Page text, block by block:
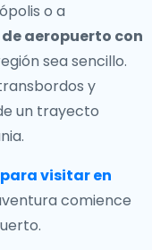
o a
aeropuerto con
sea sencillo.
y
un trayecto
visitar en
comience